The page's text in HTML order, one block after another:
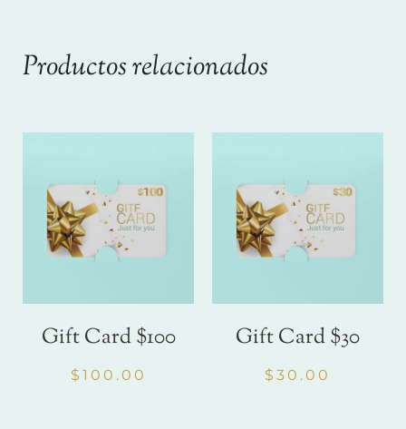
Productos relacionados
Gift Card $100
$ 100.00
Gift Card $30
$ 30.00